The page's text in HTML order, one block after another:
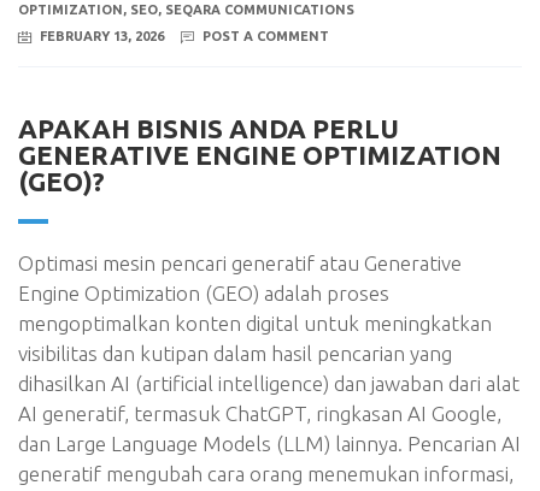
OPTIMIZATION , SEO, SEQARA COMMUNICATIONS
FEBRUARY 13, 2026
POST A COMMENT
APAKAH BISNIS ANDA PERLU
GENERATIVE ENGINE OPTIMIZATION
(GEO)?
Optimasi mesin pencari generatif atau Generative
Engine Optimization (GEO) adalah proses
mengoptimalkan konten digital untuk meningkatkan
visibilitas dan kutipan dalam hasil pencarian yang
dihasilkan AI (artificial intelligence) dan jawaban dari alat
AI generatif, termasuk ChatGPT, ringkasan AI Google,
dan Large Language Models (LLM) lainnya. Pencarian AI
generatif mengubah cara orang menemukan informasi,